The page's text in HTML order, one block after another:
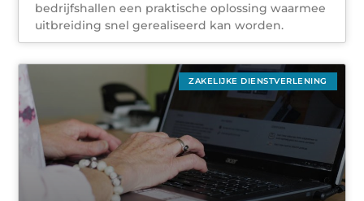
bedrijfshallen een praktische oplossing waarmee
uitbreiding snel gerealiseerd kan worden.
ZAKELIJKE DIENSTVERLENING